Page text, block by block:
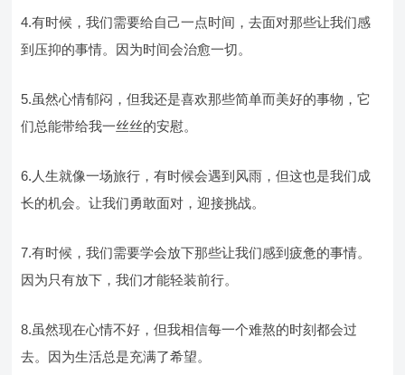
4.有时候，我们需要给自己一点时间，去面对那些让我们感
到压抑的事情。因为时间会治愈一切。
5.虽然心情郁闷，但我还是喜欢那些简单而美好的事物，它
们总能带给我一丝丝的安慰。
6.人生就像一场旅行，有时候会遇到风雨，但这也是我们成
长的机会。让我们勇敢面对，迎接挑战。
7.有时候，我们需要学会放下那些让我们感到疲惫的事情。
因为只有放下，我们才能轻装前行。
8.虽然现在心情不好，但我相信每一个难熬的时刻都会过
去。因为生活总是充满了希望。